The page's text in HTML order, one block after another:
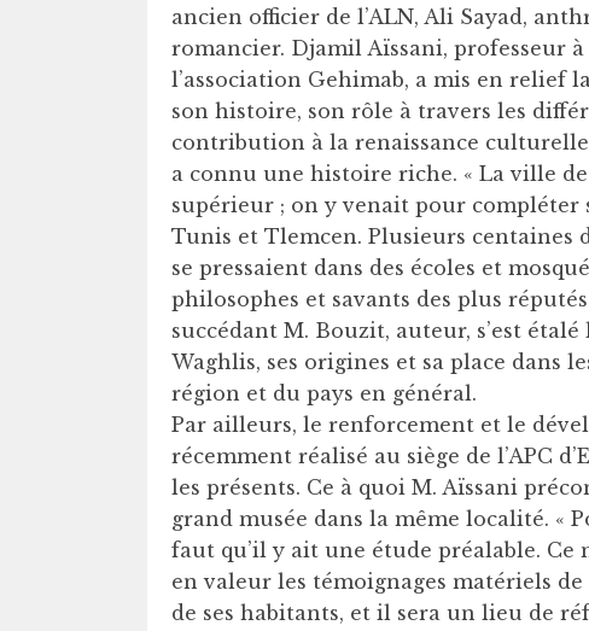
ancien officier de l’ALN, Ali Sayad,
romancier. Djamil Aïssani, professeur
l’association Gehimab, a mis en relief
son histoire, son rôle à travers les
contribution à la renaissance
a connu une histoire riche. « La ville
supérieur ; on y venait pour compléter
Tunis et Tlemcen. Plusieurs centaines
se pressaient dans des écoles et
philosophes et savants des plus
succédant M. Bouzit, auteur, s’est
Waghlis, ses origines et sa place dans
région et du pays en général.
Par ailleurs, le renforcement et le
récemment réalisé au siège de l’APC
les présents. Ce à quoi M. Aïssani
grand musée dans la même localité. «
faut qu’il y ait une étude préalable. Ce
en valeur les témoignages matériels
de ses habitants, et il sera un lieu de